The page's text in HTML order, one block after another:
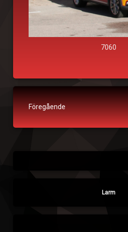
7060
Fortsätt läsa
Föregående
Larm